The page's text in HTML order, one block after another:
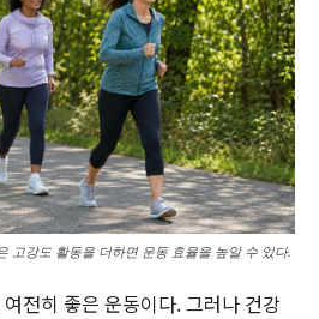
고강도 활동을 더하면 운동 효율을 높일 수 있다.
전히 좋은 운동이다. 그러나 건강